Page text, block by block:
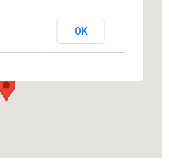
- Els Hostalets de Pierola
OK